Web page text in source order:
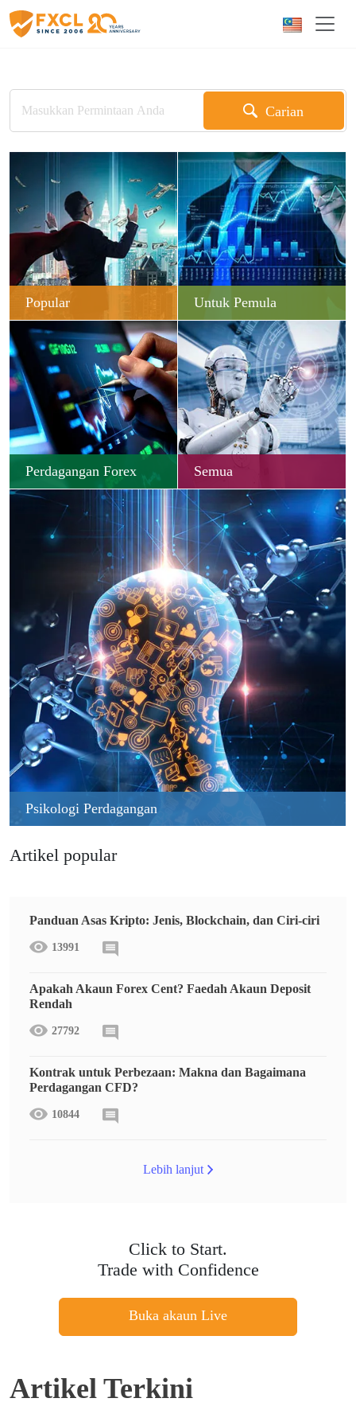
Carian
Popular Untuk Pemula
Perdagangan Forex Semua
Psikologi Perdagangan
Artikel popular
Panduan Asas Kripto: Jenis, Blockchain, dan Ciri-ciri
13991
Apakah Akaun Forex Cent? Faedah Akaun Deposit
Rendah
27792
Kontrak untuk Perbezaan: Makna dan Bagaimana
Perdagangan CFD?
10844
Lebih lanjut
Click to Start.
Trade with Confidence
Buka akaun Live
Artikel Terkini